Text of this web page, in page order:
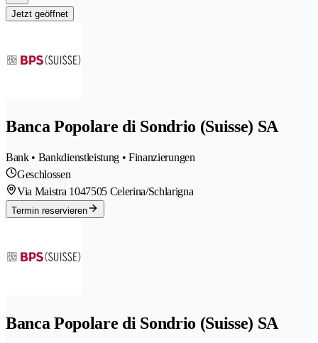
Jetzt geöffnet
Banca Popolare di Sondrio (Suisse) SA
Bank • Bankdienstleistung • Finanzierungen
Geschlossen
Via Maistra 1047505 Celerina/Schlarigna
Termin reservieren
Banca Popolare di Sondrio (Suisse) SA